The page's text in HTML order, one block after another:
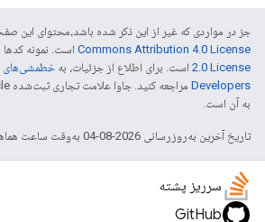
جز در مواردی که غیر از این ذکر شده باشد،‌محتوای این
Commons Attribution 4.0 License است. نمونه کدها
2.0 License است. برای اطلاع از جزئیات، به
Developers‏
به آن است.
تاریخ آخرین به‌روزرسانی 2026-08-04 به‌وقت ساعت هماهنگ جهانی.
سرریز پشته
GitHub